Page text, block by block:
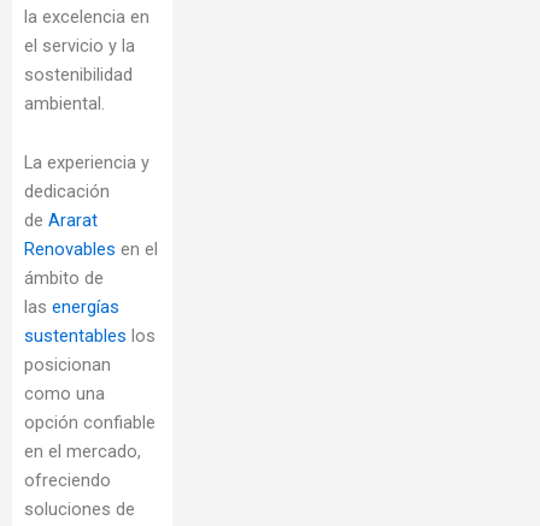
la excelencia en
el servicio y la
sostenibilidad
ambiental.
La experiencia y
dedicación
de Ararat
Renovables en el
ámbito de
las energías
sustentables los
posicionan
como una
opción confiable
en el mercado,
ofreciendo
soluciones de